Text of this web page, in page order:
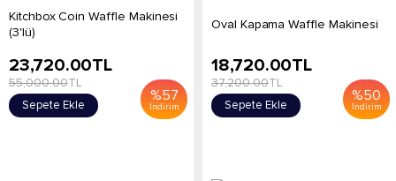
Kitchbox Coin Waffle Makinesi
(3'lü)
%57
İndirim
23,720.00TL
55,000.00TL
Sepete Ekle
Oval Kapama Waffle Makinesi
%50
İndirim
18,720.00TL
37,200.00TL
Sepete Ekle